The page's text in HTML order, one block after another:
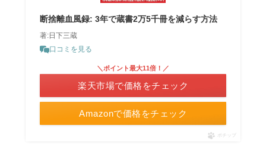
断捨離血風録: 3年で蔵書2万5千冊を減らす方法
著:日下三蔵
口コミを見る
Amazonで価格をチェック
＼ポイント最大11倍！／
楽天市場で価格をチェック
ポチップ